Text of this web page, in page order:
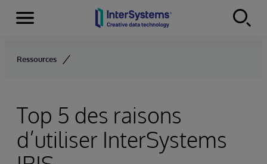
Skip to content
Menu
Ressources
Top 5 des raisons
d’utiliser InterSystems